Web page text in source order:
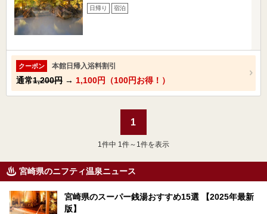
日帰り 宿泊
クーポン 本館日帰入浴料割引
通常1,200円 → 1,100円（100円お得！）
1
1 件中 1件～1件を表示
宮崎県のニフティ温泉ニュース
宮崎県のスーパー銭湯おすすめ15選 【2025年最新
版】